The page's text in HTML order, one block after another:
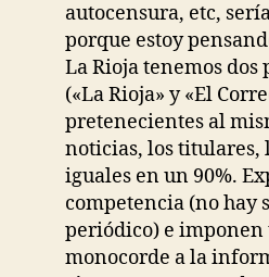
autocensura, etc,
porque estoy
La Rioja tenemos
(«La Rioja» y «El
pretenecientes al
noticias, los titulares,
iguales en un 90%.
competencia (no hay
periódico) e imponen
monocorde a la